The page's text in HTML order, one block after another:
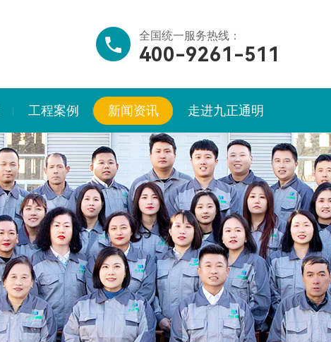
全国统一服务热线：
400-9261-511
工程案例 新闻资讯 走进九正通明